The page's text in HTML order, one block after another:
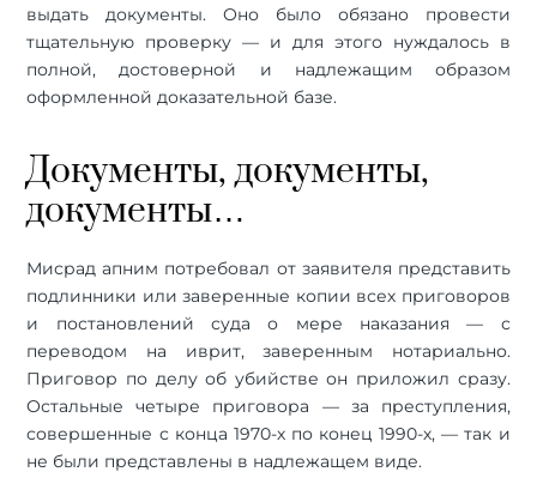
выдать документы. Оно было обязано провести
тщательную проверку — и для этого нуждалось в
полной, достоверной и надлежащим образом
оформленной доказательной базе.
Документы, документы,
документы…
Мисрад апним потребовал от заявителя представить
подлинники или заверенные копии всех приговоров
и постановлений суда о мере наказания — с
переводом на иврит, заверенным нотариально.
Приговор по делу об убийстве он приложил сразу.
Остальные четыре приговора — за преступления,
совершенные с конца 1970-х по конец 1990-х, — так и
не были представлены в надлежащем виде.